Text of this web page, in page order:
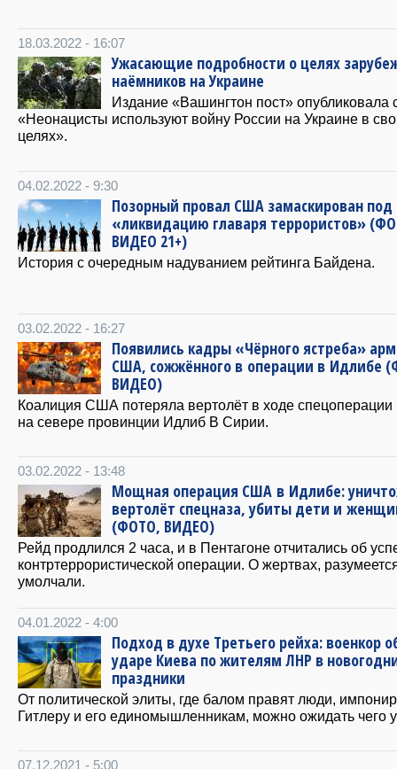
18.03.2022 - 16:07
Ужасающие подробности о целях
наёмников на Украине
Издание «Вашингтон пост» опубликовала
«Неонацисты используют войну России на Украине в
целях».
04.02.2022 - 9:30
Позорный провал США замаскирован под
«ликвидацию главаря террористов»
ВИДЕО 21+)
История с очередным надуванием рейтинга Байдена.
03.02.2022 - 16:27
Появились кадры «Чёрного ястреба»
США, сожжённого в операции в Идлибе
ВИДЕО)
Коалиция США потеряла вертолёт в ходе спецоперации
на севере провинции Идлиб В Сирии.
03.02.2022 - 13:48
Мощная операция США в Идлибе:
вертолёт спецназа, убиты дети и
(ФОТО, ВИДЕО)
Рейд продлился 2 часа, и в Пентагоне отчитались об
контртеррористической операции. О жертвах,
умолчали.
04.01.2022 - 4:00
Подход в духе Третьего рейха: военкор
ударе Киева по жителям ЛНР в
праздники
От политической элиты, где балом правят люди,
Гитлеру и его единомышленникам, можно ожидать чего
07.12.2021 - 5:00